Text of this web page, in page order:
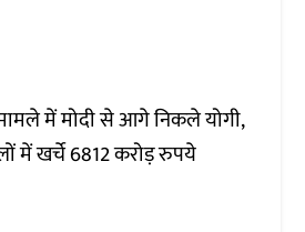
में मोदी से आगे निकले योगी,
में खर्चे 6812 करोड़ रुपये